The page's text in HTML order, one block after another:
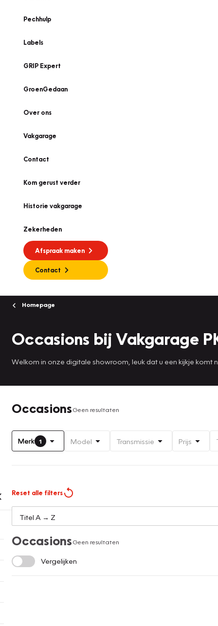
Pechhulp
Labels
GRIP Expert
GroenGedaan
Over ons
Vakgarage
Contact
Kom gerust verder
Historie vakgarage
Zekerheden
Afspraak maken
Contact
Homepage
Occasions bij Vakgarage
Welkom in onze digitale showroom, leuk dat u een kijkje komt
OccasionsGeen resultaten
Merk 1 Model Transmissie Prijs
Reset alle filters
OccasionsGeen resultaten
Vergelijken